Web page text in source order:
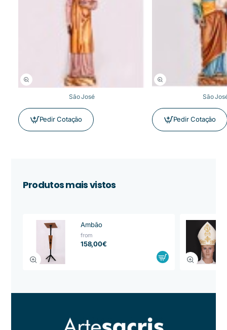
São José
Pedir Cotação
São
Pedir Cotação
Produtos mais vistos
Ambão
from
158,00€